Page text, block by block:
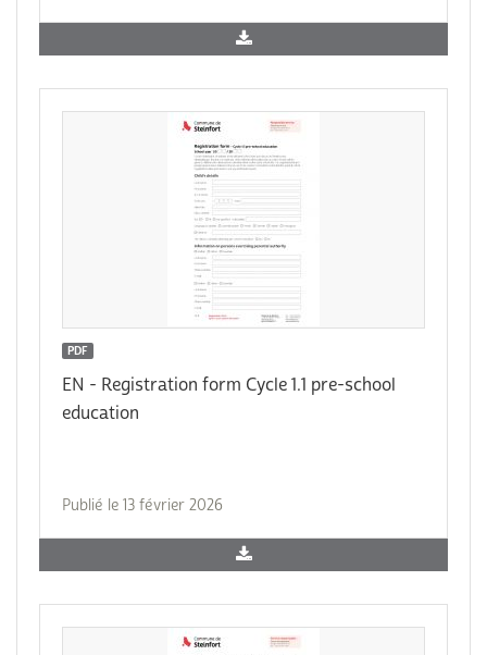
PDF
EN - Registration form Cycle 1.1 pre-school
education
Publié le 13 février 2026